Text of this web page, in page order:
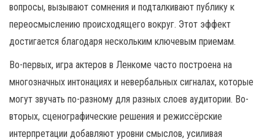
вопросы, вызывают сомнения и подталкивают публику к
переосмыслению происходящего вокруг. Этот эффект
достигается благодаря нескольким ключевым приемам.
Во-первых, игра актеров в Ленкоме часто построена на
многозначных интонациях и невербальных сигналах, которые
могут звучать по-разному для разных слоев аудитории. Во-
вторых, сценографические решения и режиссёрские
интерпретации добавляют уровни смыслов, усиливая